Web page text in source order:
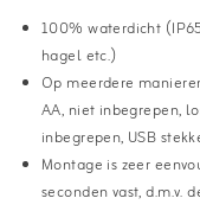
100% waterdicht
hagel etc.)
Op meerdere
AA, niet inbegrepen,
inbegrepen, USB
Montage is zeer
seconden vast, d.m.v.